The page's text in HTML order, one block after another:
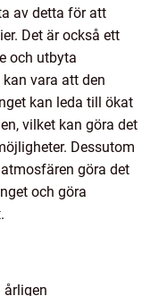
av detta för att
Det är också ett
och utbyta
vara att den
kan leda till ökat
vilket kan göra det
Dessutom
göra det
och göra